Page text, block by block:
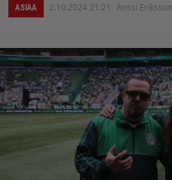
ASIAA 2.10.2024 21:21 Anssi Eriksson